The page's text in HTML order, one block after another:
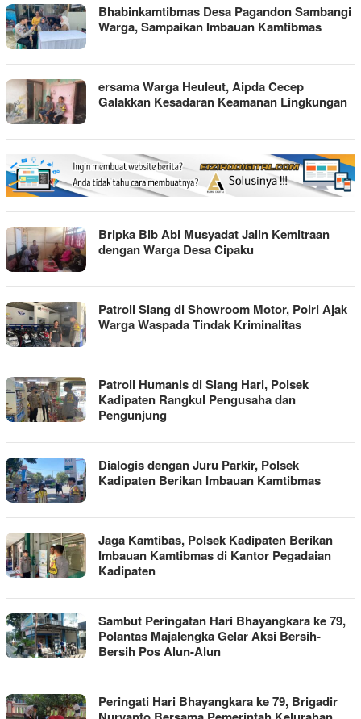
MEDIA
INFORMASI
TANPA
BATAS
Bhabinkamtibmas Desa Pagandon Sambangi
Warga, Sampaikan Imbauan Kamtibmas
ersama Warga Heuleut, Aipda Cecep
Galakkan Kesadaran Keamanan Lingkungan
Bripka Bib Abi Musyadat Jalin Kemitraan
dengan Warga Desa Cipaku
Patroli Siang di Showroom Motor, Polri Ajak
Warga Waspada Tindak Kriminalitas
Patroli Humanis di Siang Hari, Polsek
Kadipaten Rangkul Pengusaha dan
Pengunjung
Dialogis dengan Juru Parkir, Polsek
Kadipaten Berikan Imbauan Kamtibmas
Jaga Kamtibas, Polsek Kadipaten Berikan
Imbauan Kamtibmas di Kantor Pegadaian
Kadipaten
Sambut Peringatan Hari Bhayangkara ke 79,
Polantas Majalengka Gelar Aksi Bersih-
Bersih Pos Alun-Alun
Peringati Hari Bhayangkara ke 79, Brigadir